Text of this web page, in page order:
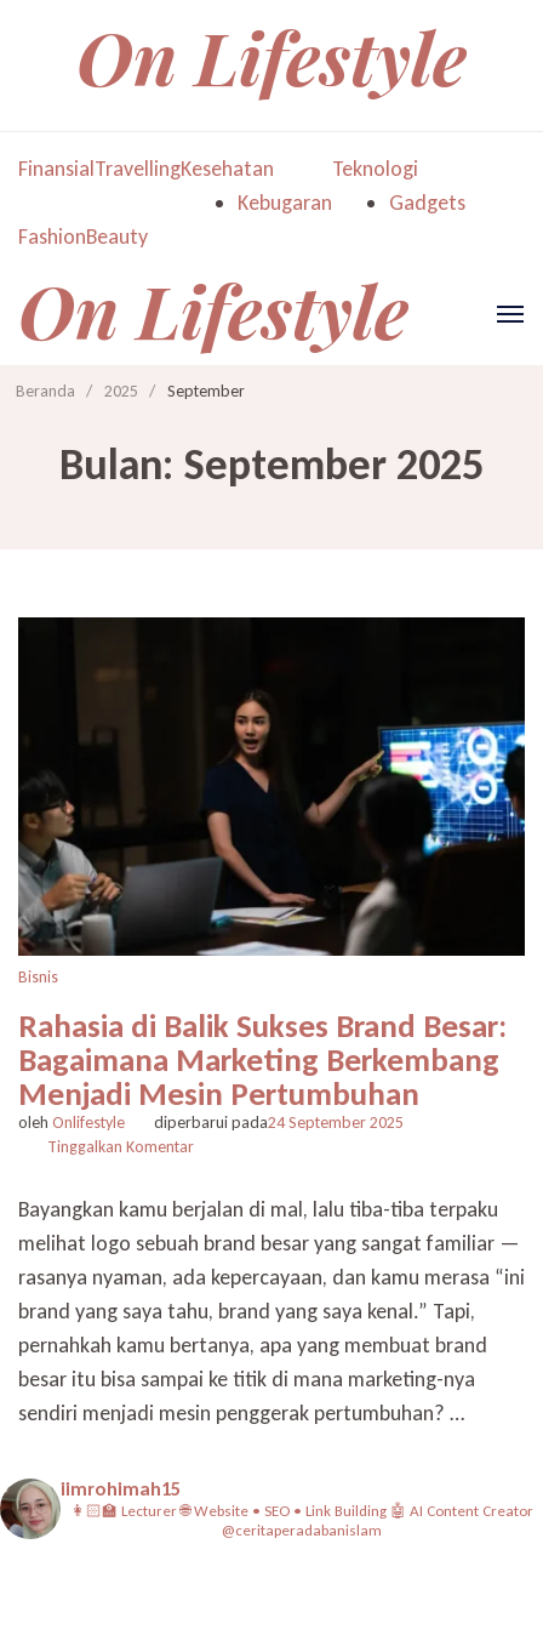
On Lifestyle
FinansialTravellingKesehatan
Kebugaran
Teknologi
Gadgets
FashionBeauty
On Lifestyle
Beranda / 2025 / September
Bulan: September 2025
Bisnis
Rahasia di Balik Sukses Brand Besar:
Bagaimana Marketing Berkembang
Menjadi Mesin Pertumbuhan
oleh Onlifestyle diperbarui pada24 September 2025
Tinggalkan Komentarpada
Balik
Sukses
Brand
Besar:
Bagaimana
Marketing
Menjadi
Mesin
Bayangkan kamu berjalan di mal, lalu tiba-tiba terpaku
melihat logo sebuah brand besar yang sangat familiar —
rasanya nyaman, ada kepercayaan, dan kamu merasa “ini
brand yang saya tahu, brand yang saya kenal.” Tapi,
pernahkah kamu bertanya, apa yang membuat brand
besar itu bisa sampai ke titik di mana marketing-nya
sendiri menjadi mesin penggerak pertumbuhan? …
iimrohimah15
👩🏻‍🏫 Lecturer🌐 Website • SEO • Link Building 🤖 AI Content Creator
@ceritaperadabanislam